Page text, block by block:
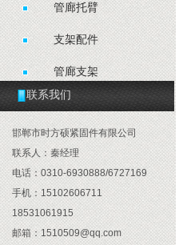
联系我们
邯郸市时方硕紧固件有限公司
联系人：秦经理
电话：0310-6930888/6727169
手机：15102606711
18531061915
邮箱：1510509@qq.com
管廊托臂
支架配件
管廊支架
抗震配件